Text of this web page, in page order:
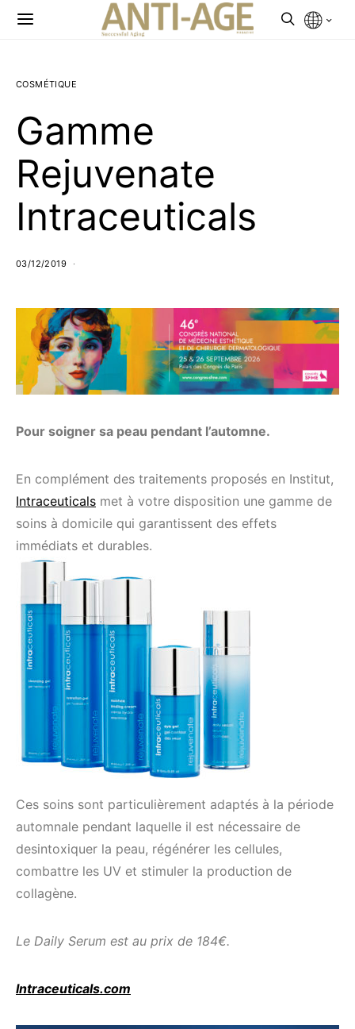
COSMÉTIQUE
Gamme
Rejuvenate
Intraceuticals
03/12/2019
Pour soigner sa peau pendant l’automne.
En complément des traitements proposés en Institut,
Intraceuticals met à votre disposition une gamme de
soins à domicile qui garantissent des effets
immédiats et durables.
Ces soins sont particulièrement adaptés à la période
automnale pendant laquelle il est nécessaire de
desintoxiquer la peau, régénérer les cellules,
combattre les UV et stimuler la production de
collagène.
Le Daily Serum est au prix de 184€.
Intraceuticals.com